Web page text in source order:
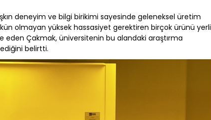
deneyim ve bilgi birikimi sayesinde geleneksel üretim
olmayan yüksek hassasiyet gerektiren birçok ürünü yerli
eden Çakmak, üniversitenin bu alandaki araştırma
belirtti.